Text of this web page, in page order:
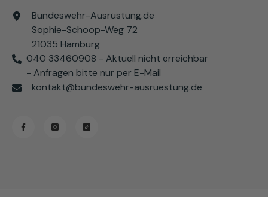
Bundeswehr-Ausrüstung.de
Sophie-Schoop-Weg 72
21035 Hamburg
040 33460908 - Aktuell nicht erreichbar
- Anfragen bitte nur per E-Mail
kontakt@bundeswehr-ausruestung.de